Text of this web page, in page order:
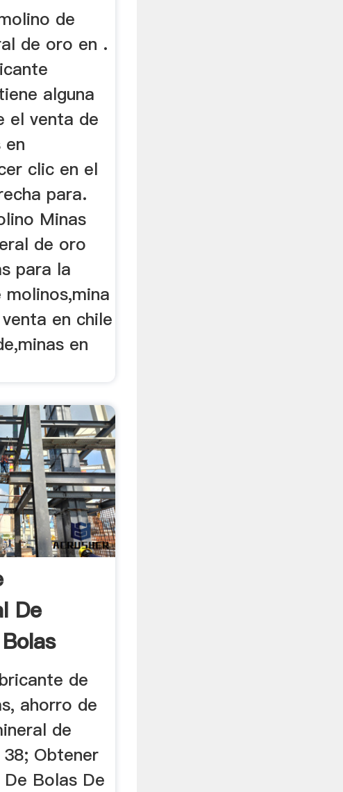
de
de oro en .
alguna
el venta de
en
clic en el
para.
Minas
de oro
para la
en chile
en
De
de
ahorro de
de
Obtener
Bolas De